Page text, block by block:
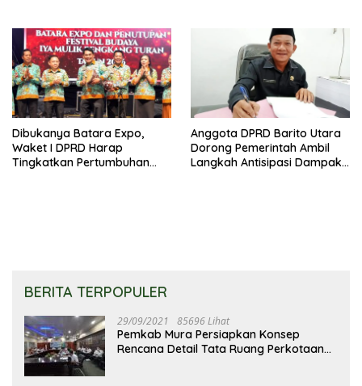
Dibukanya Batara Expo,
Waket I DPRD Harap
Tingkatkan Pertumbuhan
Anggota DPRD Barito Utara
Dorong Pemerintah Ambil
Langkah Antisipasi Dampak
BERITA TERPOPULER
29/09/2021 85696 Lihat
Pemkab Mura Persiapkan Konsep
Rencana Detail Tata Ruang Perkotaan